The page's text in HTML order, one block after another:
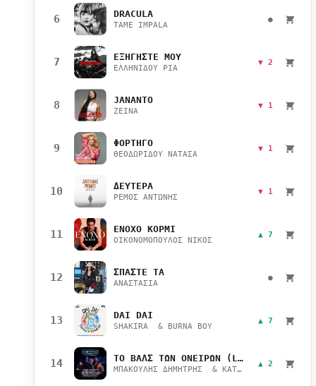
6 DRACULA
TAME IMPALA
●
7 ΕΞΗΓΗΣΤΕ ΜΟΥ
ΕΛΛΗΝΙΔΟΥ ΡΙΑ
▼ 2
8 JANANTO
ZEINA
▼ 1
9 ΦΟΡΤΗΓΟ
ΘΕΟΔΩΡΙΔΟΥ ΝΑΤΑΣΑ
▼ 1
10 ΔΕΥΤΕΡΑ
ΡΕΜΟΣ ΑΝΤΩΝΗΣ
▼ 1
11 ΕΝΟΧΟ ΚΟΡΜΙ
ΟΙΚΟΝΟΜΟΠΟΥΛΟΣ ΝΙΚΟΣ
▲ 7
12 ΣΠΑΣΤΕ ΤΑ
ΑΝΑΣΤΑΣΙΑ
●
13 DAI DAI
SHAKIRA & BURNA BOY
▲ 7
14 ΤΟ ΒΑΛΣ ΤΩΝ ΟΝΕΙΡΩΝ (LIVE)
ΜΠΑΚΟΥΛΗΣ ΔΗΜΗΤΡΗΣ & ΚΑΤΣΙΜΙΧΑ ΜΑΡΙΑΝΑ
▲ 2